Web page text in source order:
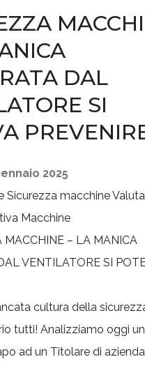
DAL
SI
2025
Sicurezza macchine
Macchine
cultura della
tutti! Analizziamo oggi
ad un Titolare di azienda